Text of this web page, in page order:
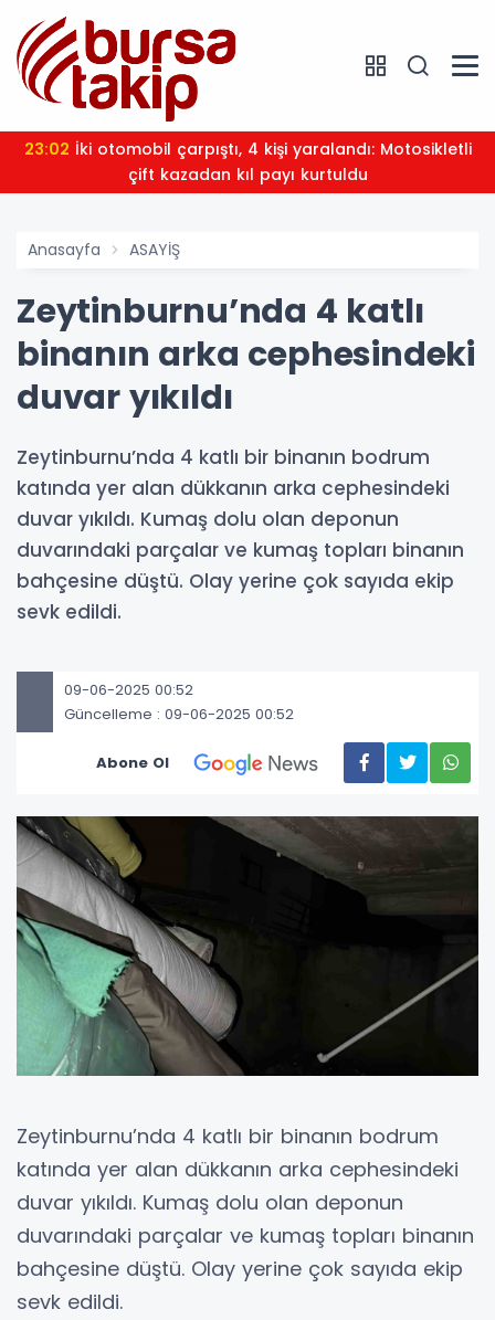
23:02
çift kazadan kıl payı kurtuldu
Anasayfa ASAYİŞ
Zeytinburnu’nda 4 katlı
binanın arka cephesindeki
duvar yıkıldı
Zeytinburnu’nda 4 katlı bir binanın bodrum
katında yer alan dükkanın arka cephesindeki
duvar yıkıldı. Kumaş dolu olan deponun
duvarındaki parçalar ve kumaş topları binanın
bahçesine düştü. Olay yerine çok sayıda ekip
sevk edildi.
09-06-2025 00:52
Güncelleme : 09-06-2025 00:52
Abone Ol
Zeytinburnu’nda 4 katlı bir binanın bodrum
katında yer alan dükkanın arka cephesindeki
duvar yıkıldı. Kumaş dolu olan deponun
duvarındaki parçalar ve kumaş topları binanın
bahçesine düştü. Olay yerine çok sayıda ekip
sevk edildi.